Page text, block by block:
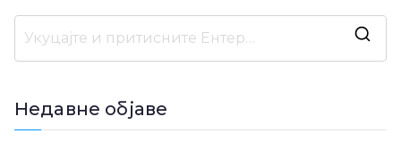
Недавне објаве